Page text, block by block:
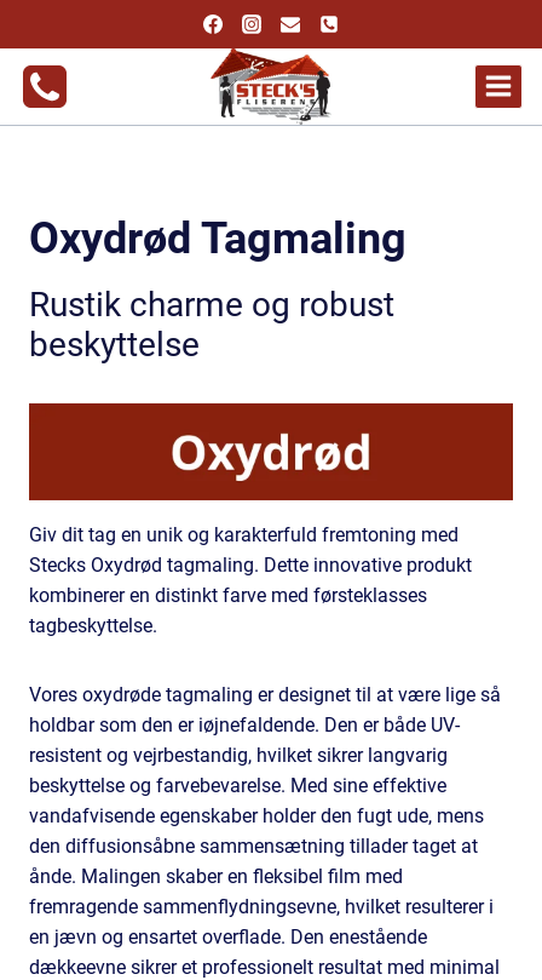
til
indhold
Oxydrød Tagmaling
Rustik charme og robust
beskyttelse
Giv dit tag en unik og karakterfuld fremtoning med
Stecks Oxydrød tagmaling. Dette innovative produkt
kombinerer en distinkt farve med førsteklasses
tagbeskyttelse.
Vores oxydrøde tagmaling er designet til at være lige så
holdbar som den er iøjnefaldende. Den er både UV-
resistent og vejrbestandig, hvilket sikrer langvarig
beskyttelse og farvebevarelse. Med sine effektive
vandafvisende egenskaber holder den fugt ude, mens
den diffusionsåbne sammensætning tillader taget at
ånde. Malingen skaber en fleksibel film med
fremragende sammenflydningsevne, hvilket resulterer i
en jævn og ensartet overflade. Den enestående
dækkeevne sikrer et professionelt resultat med minimal